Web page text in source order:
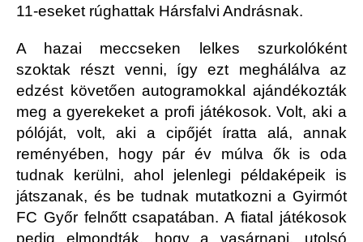
11-eseket rúghattak Hársfalvi Andrásnak.
A hazai meccseken lelkes szurkolóként
szoktak részt venni, így ezt meghálálva az
edzést követően autogramokkal ajándékozták
meg a gyerekeket a profi játékosok. Volt, aki a
pólóját, volt, aki a cipőjét íratta alá, annak
reményében, hogy pár év múlva ők is oda
tudnak kerülni, ahol jelenlegi példaképeik is
játszanak, és be tudnak mutatkozni a Gyirmót
FC Győr felnőtt csapatában. A fiatal játékosok
pedig elmondták, hogy a vasárnapi, utolsó